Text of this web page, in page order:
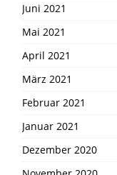
Juni 2021
Mai 2021
April 2021
März 2021
Februar 2021
Januar 2021
Dezember 2020